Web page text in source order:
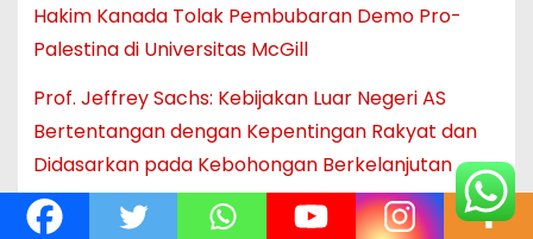
Hakim Kanada Tolak Pembubaran Demo Pro-
Palestina di Universitas McGill
Prof. Jeffrey Sachs: Kebijakan Luar Negeri AS
Bertentangan dengan Kepentingan Rakyat dan
Didasarkan pada Kebohongan Berkelanjutan
Blokade Bantuan ke Gaza: Protes, Krisis